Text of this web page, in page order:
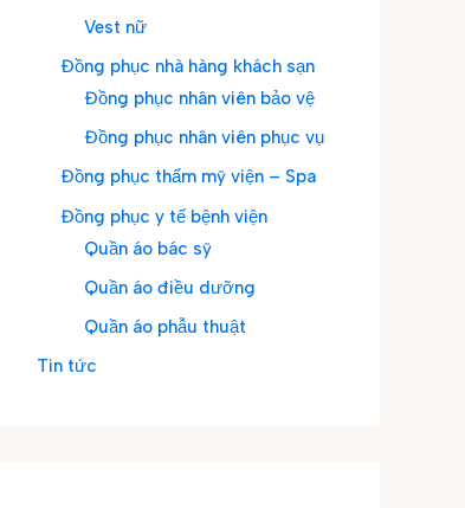
Vest nữ
Đồng phục nhà hàng khách sạn
Đồng phục nhân viên bảo vệ
Đồng phục nhân viên phục vụ
Đồng phục thẩm mỹ viện – Spa
Đồng phục y tế bệnh viện
Quần áo bác sỹ
Quần áo điều dưỡng
Quần áo phẫu thuật
Tin tức